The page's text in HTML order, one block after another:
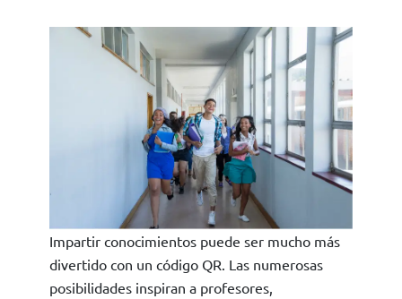
Impartir conocimientos puede ser mucho más
divertido con un código QR. Las numerosas
posibilidades inspiran a profesores,